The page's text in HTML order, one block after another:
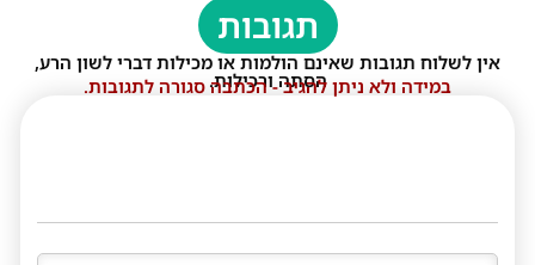
תגובות
אין לשלוח תגובות שאינם הולמות או מכילות דברי לשון הרע,
הסתה ורכילות.
במידה ולא ניתן להגיב - הכתבה סגורה לתגובות.